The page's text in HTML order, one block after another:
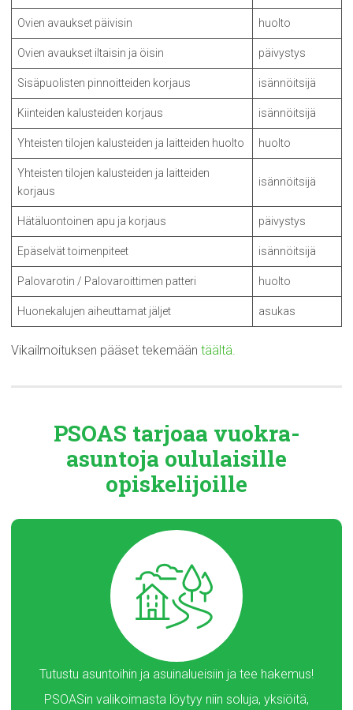
Ovien avaukset päivisin huolto
Ovien avaukset iltaisin ja öisin päivystys
Sisäpuolisten pinnoitteiden korjaus isännöitsijä
Kiinteiden kalusteiden korjaus isännöitsijä
Yhteisten tilojen kalusteiden ja laitteiden huolto huolto
Yhteisten tilojen kalusteiden ja laitteiden
korjaus
isännöitsijä
Hätäluontoinen apu ja korjaus päivystys
Epäselvät toimenpiteet isännöitsijä
Palovarotin / Palovaroittimen patteri huolto
Huonekalujen aiheuttamat jäljet asukas
Vikailmoituksen pääset tekemään täältä.
PSOAS tarjoaa vuokra-
asuntoja oululaisille
opiskelijoille
Tutustu asuntoihin ja asuinalueisiin ja tee hakemus!
PSOASin valikoimasta löytyy niin soluja, yksiöitä,